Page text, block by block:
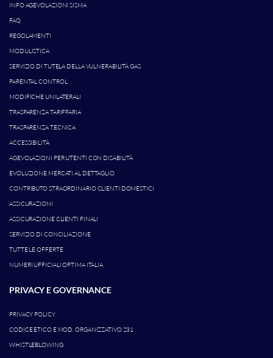
INFO AGEVOLAZIONI SISMA
FAQ
REGOLAMENTI
MODULISTICA
SERVIZIO DI TUTELA DELLA VULNERABILITÀ GAS
PARENTAL CONTROL
MODIFICHE UNILATERALI
TRASPARENZA TARIFFARIA
TRASPARENZA TECNICA
ACCESSIBILITÀ
AGEVOLAZIONI PER UTENTI CON DISABILITÀ
EVOLUZIONE MERCATI AL DETTAGLIO
CONTRIBUTO STRAORDINARIO CLIENTI DOMESTICI
ASSICURAZIONI
ASSICURAZIONE CLIENTI FINALI
SERVIZIO DI CONCILIAZIONE
TUTTE LE OFFERTE
NUMERI UFFICIALI OPTIMA ITALIA
PRIVACY E GOVERNANCE
PRIVACY POLICY
CODICE ETICO E MOD. ORGANIZZATIVO 231
WHISTLEBLOWING